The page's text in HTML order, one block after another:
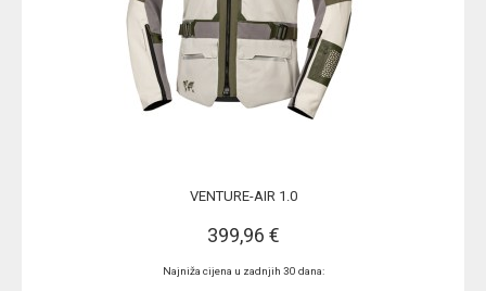
VENTURE-AIR 1.0
399,96 €
Najniža cijena u zadnjih 30 dana: